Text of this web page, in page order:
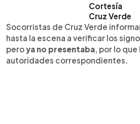
Cortesía
Cruz Verde
Socorristas de Cruz Verde
hasta la escena a verificar los
peroya no presentaba, por lo que
autoridades correspondientes.